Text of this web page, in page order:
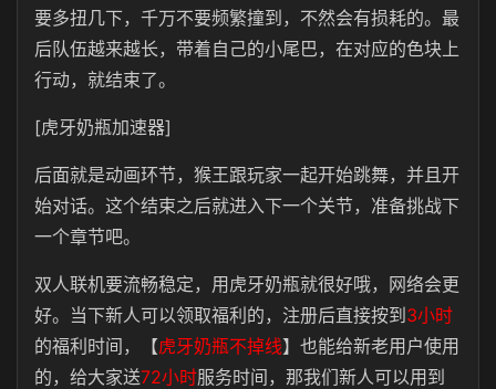
要多扭几下，千万不要频繁撞到，不然会有损耗的。最
后队伍越来越长，带着自己的小尾巴，在对应的色块上
行动，就结束了。
[虎牙奶瓶加速器]
后面就是动画环节，猴王跟玩家一起开始跳舞，并且开
始对话。这个结束之后就进入下一个关节，准备挑战下
一个章节吧。
双人联机要流畅稳定，用虎牙奶瓶就很好哦，网络会更
好。当下新人可以领取福利的，注册后直接按到 3小时
的福利时间，【虎牙奶瓶不掉线】也能给新老用户使用
的，给大家送72小时服务时间，那我们新人可以用到